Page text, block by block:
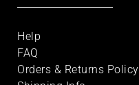
Help
FAQ
Orders & Returns Policy